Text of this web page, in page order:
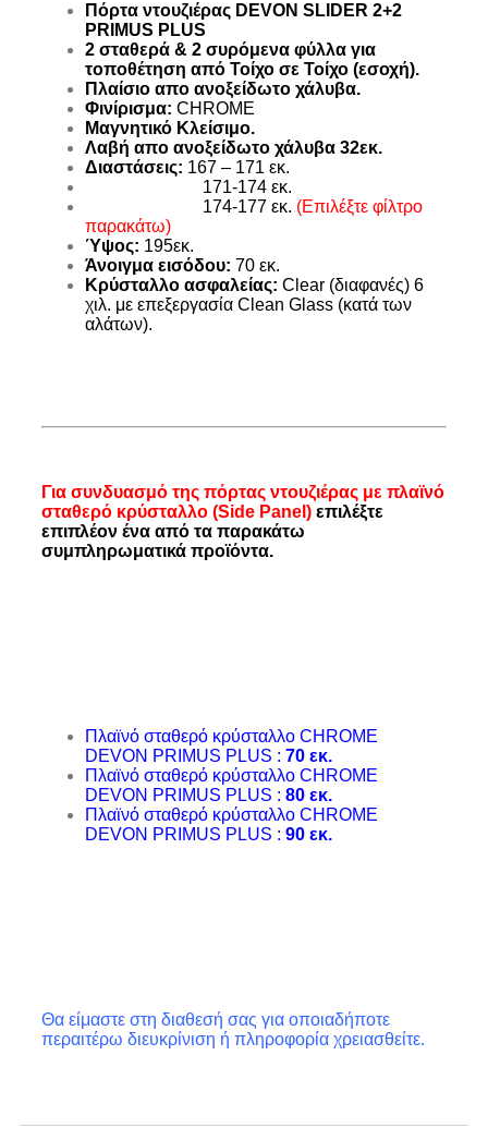
Πόρτα ντουζιέρας DEVON SLIDER 2+2
PRIMUS PLUS
2 σταθερά & 2 συρόμενα φύλλα για
τοποθέτηση από Τοίχο σε Τοίχο (εσοχή).
Πλαίσιο απο ανοξείδωτο χάλυβα.
Φινίρισμα: CHROME
Μαγνητικό Κλείσιμο.
Λαβή απο ανοξείδωτο χάλυβα 32εκ.
Διαστάσεις: 167 – 171 εκ.
171-174 εκ.
174-177 εκ. (Επιλέξτε φίλτρο
παρακάτω)
Ύψος: 195εκ.
Άνοιγμα εισόδου: 70 εκ.
Κρύσταλλο ασφαλείας: Clear (διαφανές) 6
χιλ. με επεξεργασία Clean Glass (κατά των
αλάτων).
Για συνδυασμό της πόρτας ντουζιέρας με πλαϊνό
σταθερό κρύσταλλο (Side Panel) επιλέξτε
επιπλέον ένα από τα παρακάτω
συμπληρωματικά προϊόντα.
Πλαϊνό σταθερό κρύσταλλο CHROME
DEVON PRIMUS PLUS : 70 εκ.
Πλαϊνό σταθερό κρύσταλλο CHROME
DEVON PRIMUS PLUS : 80 εκ.
Πλαϊνό σταθερό κρύσταλλο CHROME
DEVON PRIMUS PLUS : 90 εκ.
Θα είμαστε στη διαθεσή σας για οποιαδήποτε
περαιτέρω διευκρίνιση ή πληροφορία χρειασθείτε.